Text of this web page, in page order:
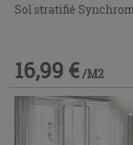
Sol stratifié
16,99 € /M2